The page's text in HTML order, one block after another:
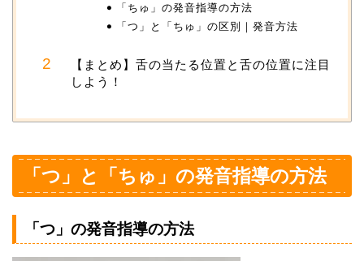
「ちゅ」の発音指導の方法
「つ」と「ちゅ」の区別｜発音方法
【まとめ】舌の当たる位置と舌の位置に注目
しよう！
「つ」と「ちゅ」の発音指導の方法
「つ」の発音指導の方法